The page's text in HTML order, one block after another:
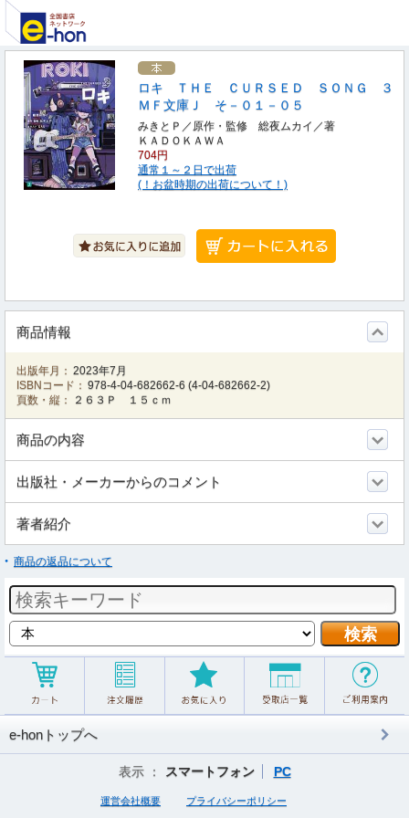
ロキ ＴＨＥ ＣＵＲＳＥＤ ＳＯＮＧ ３
ＭＦ文庫Ｊ そ－０１－０５
みきとＰ／原作・監修 総夜ムカイ／著
ＫＡＤＯＫＡＷＡ
704円
通常１～２日で出荷
(！お盆時期の出荷について！)
商品情報
出版年月： 2023年7月
ISBNコード： 978-4-04-682662-6 (4-04-682662-2)
頁数・縦：
２６３Ｐ １５ｃｍ
商品の内容
出版社・メーカーからのコメント
著者紹介
商品の返品について
e-honトップへ
表示 ： スマートフォン PC
運営会社概要 プライバシーポリシー